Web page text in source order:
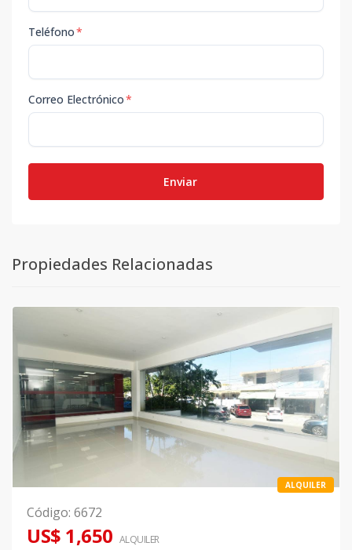
Teléfono*
Correo Electrónico*
Enviar
Propiedades Relacionadas
ALQUILER
Código: 6672
US$ 1,650 ALQUILER